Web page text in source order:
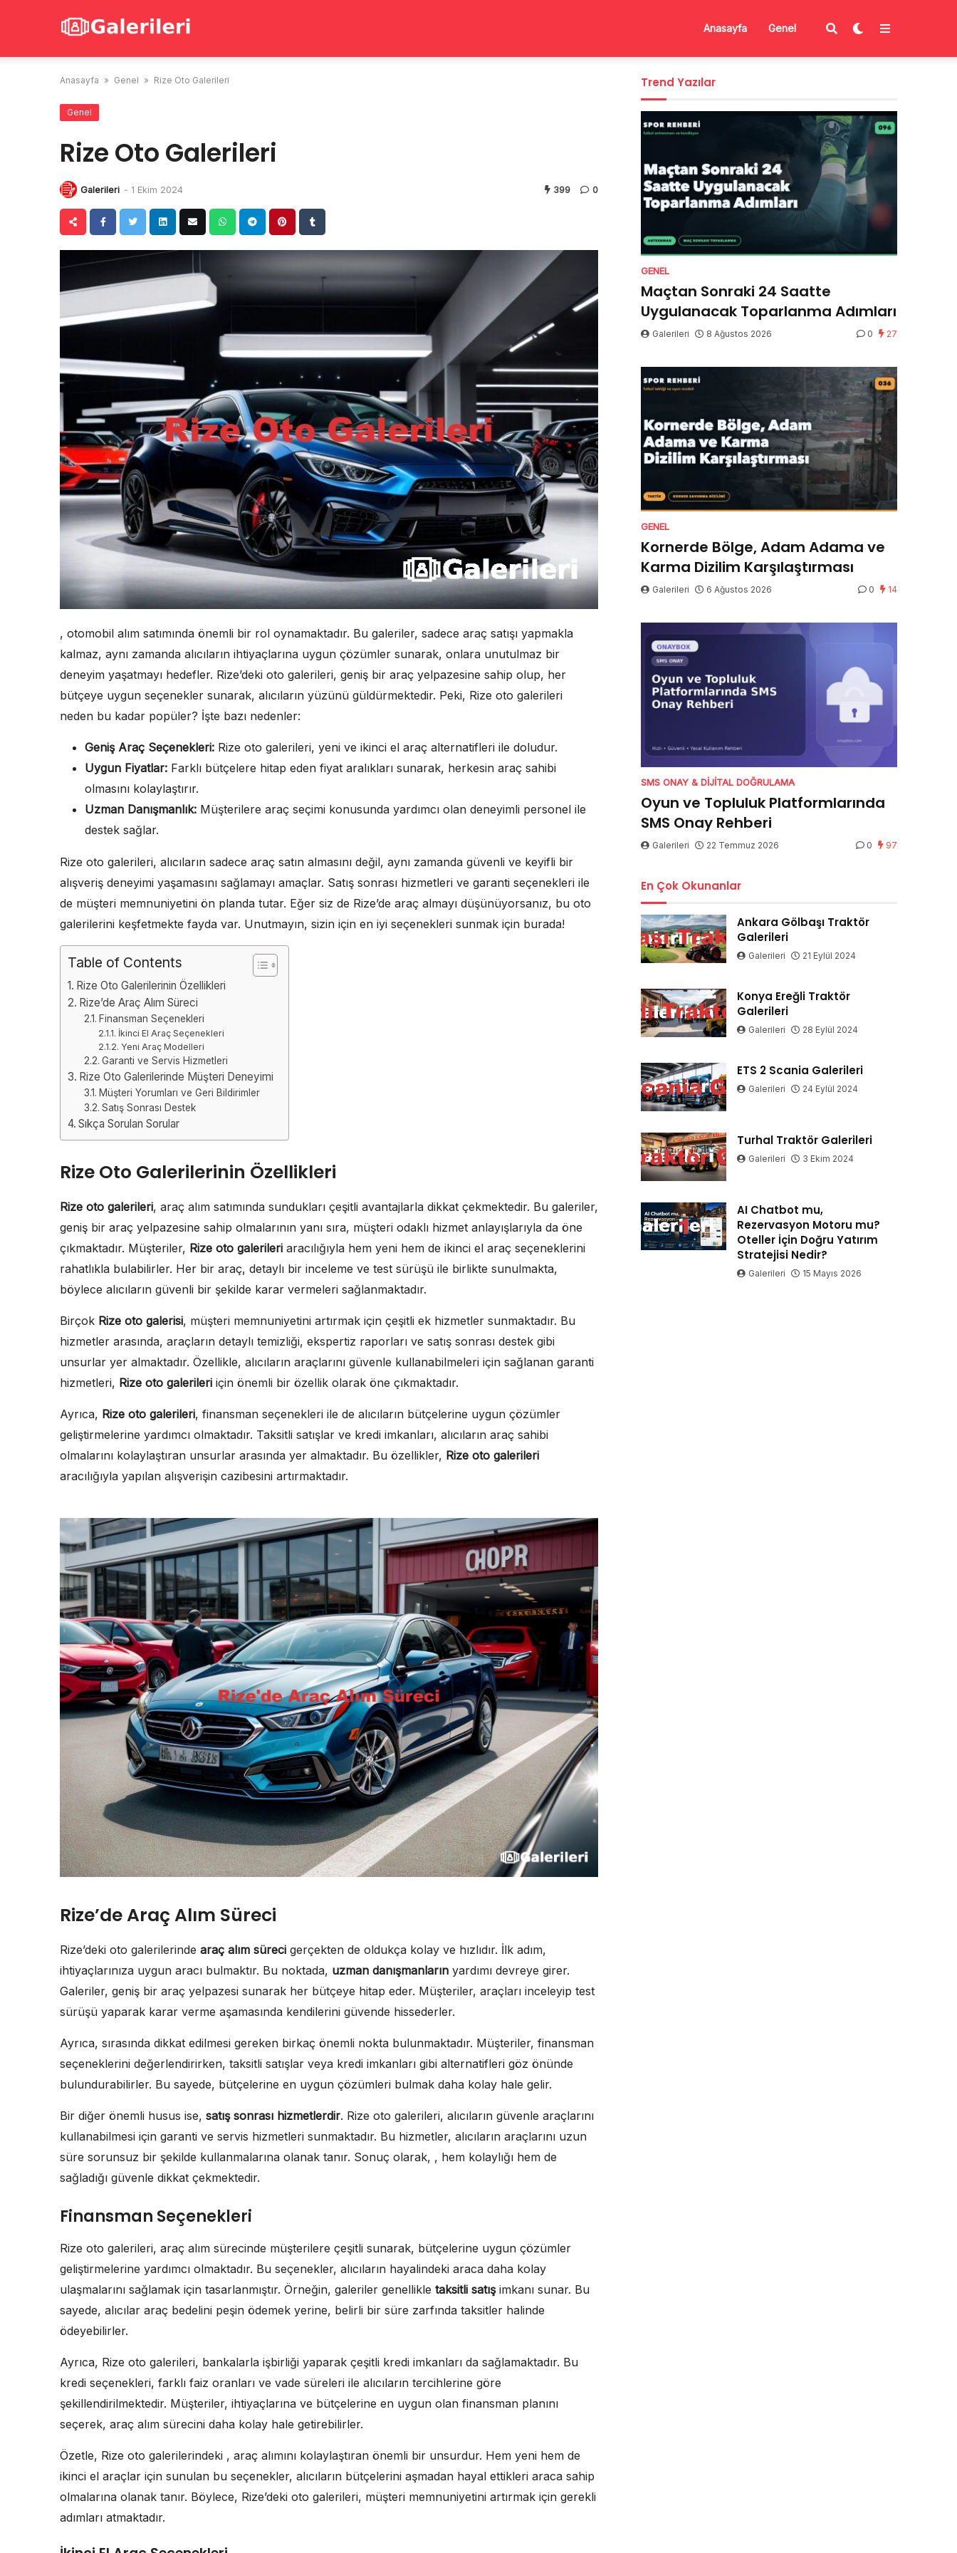
Anasayfa Genel
Anasayfa » Genel » Rize Oto Galerileri
Genel
Rize Oto Galerileri
Galerileri - 1 Ekim 2024 399 0
, otomobil alım satımında önemli bir rol oynamaktadır. Bu galeriler, sadece araç satışı yapmakla
kalmaz, aynı zamanda alıcıların ihtiyaçlarına uygun çözümler sunarak, onlara unutulmaz bir
deneyim yaşatmayı hedefler. Rize’deki oto galerileri, geniş bir araç yelpazesine sahip olup, her
bütçeye uygun seçenekler sunarak, alıcıların yüzünü güldürmektedir. Peki, Rize oto galerileri
neden bu kadar popüler? İşte bazı nedenler:
Geniş Araç Seçenekleri: Rize oto galerileri, yeni ve ikinci el araç alternatifleri ile doludur.
Uygun Fiyatlar: Farklı bütçelere hitap eden fiyat aralıkları sunarak, herkesin araç sahibi
olmasını kolaylaştırır.
Uzman Danışmanlık: Müşterilere araç seçimi konusunda yardımcı olan deneyimli personel ile
destek sağlar.
Rize oto galerileri, alıcıların sadece araç satın almasını değil, aynı zamanda güvenli ve keyifli bir
alışveriş deneyimi yaşamasını sağlamayı amaçlar. Satış sonrası hizmetleri ve garanti seçenekleri ile
de müşteri memnuniyetini ön planda tutar. Eğer siz de Rize’de araç almayı düşünüyorsanız, bu oto
galerilerini keşfetmekte fayda var. Unutmayın, sizin için en iyi seçenekleri sunmak için burada!
Table of Contents
Rize Oto Galerilerinin Özellikleri
Rize’de Araç Alım Süreci
Finansman Seçenekleri
İkinci El Araç Seçenekleri
Yeni Araç Modelleri
Garanti ve Servis Hizmetleri
Rize Oto Galerilerinde Müşteri Deneyimi
Müşteri Yorumları ve Geri Bildirimler
Satış Sonrası Destek
Sıkça Sorulan Sorular
Rize Oto Galerilerinin Özellikleri
Rize oto galerileri, araç alım satımında sundukları çeşitli avantajlarla dikkat çekmektedir. Bu galeriler,
geniş bir araç yelpazesine sahip olmalarının yanı sıra, müşteri odaklı hizmet anlayışlarıyla da öne
çıkmaktadır. Müşteriler, Rize oto galerileri aracılığıyla hem yeni hem de ikinci el araç seçeneklerini
rahatlıkla bulabilirler. Her bir araç, detaylı bir inceleme ve test sürüşü ile birlikte sunulmakta,
böylece alıcıların güvenli bir şekilde karar vermeleri sağlanmaktadır.
Birçok Rize oto galerisi, müşteri memnuniyetini artırmak için çeşitli ek hizmetler sunmaktadır. Bu
hizmetler arasında, araçların detaylı temizliği, ekspertiz raporları ve satış sonrası destek gibi
unsurlar yer almaktadır. Özellikle, alıcıların araçlarını güvenle kullanabilmeleri için sağlanan garanti
hizmetleri, Rize oto galerileri için önemli bir özellik olarak öne çıkmaktadır.
Ayrıca, Rize oto galerileri, finansman seçenekleri ile de alıcıların bütçelerine uygun çözümler
geliştirmelerine yardımcı olmaktadır. Taksitli satışlar ve kredi imkanları, alıcıların araç sahibi
olmalarını kolaylaştıran unsurlar arasında yer almaktadır. Bu özellikler, Rize oto galerileri
aracılığıyla yapılan alışverişin cazibesini artırmaktadır.
Rize’de Araç Alım Süreci
Rize’deki oto galerilerinde araç alım süreci gerçekten de oldukça kolay ve hızlıdır. İlk adım,
ihtiyaçlarınıza uygun aracı bulmaktır. Bu noktada, uzman danışmanların yardımı devreye girer.
Galeriler, geniş bir araç yelpazesi sunarak her bütçeye hitap eder. Müşteriler, araçları inceleyip test
sürüşü yaparak karar verme aşamasında kendilerini güvende hissederler.
Ayrıca, sırasında dikkat edilmesi gereken birkaç önemli nokta bulunmaktadır. Müşteriler, finansman
seçeneklerini değerlendirirken, taksitli satışlar veya kredi imkanları gibi alternatifleri göz önünde
bulundurabilirler. Bu sayede, bütçelerine en uygun çözümleri bulmak daha kolay hale gelir.
Bir diğer önemli husus ise, satış sonrası hizmetlerdir. Rize oto galerileri, alıcıların güvenle araçlarını
kullanabilmesi için garanti ve servis hizmetleri sunmaktadır. Bu hizmetler, alıcıların araçlarını uzun
süre sorunsuz bir şekilde kullanmalarına olanak tanır. Sonuç olarak, , hem kolaylığı hem de
sağladığı güvenle dikkat çekmektedir.
Finansman Seçenekleri
Rize oto galerileri, araç alım sürecinde müşterilere çeşitli sunarak, bütçelerine uygun çözümler
geliştirmelerine yardımcı olmaktadır. Bu seçenekler, alıcıların hayalindeki araca daha kolay
ulaşmalarını sağlamak için tasarlanmıştır. Örneğin, galeriler genellikle taksitli satışimkanı sunar. Bu
sayede, alıcılar araç bedelini peşin ödemek yerine, belirli bir süre zarfında taksitler halinde
ödeyebilirler.
Ayrıca, Rize oto galerileri, bankalarla işbirliği yaparak çeşitli kredi imkanları da sağlamaktadır. Bu
kredi seçenekleri, farklı faiz oranları ve vade süreleri ile alıcıların tercihlerine göre
şekillendirilmektedir. Müşteriler, ihtiyaçlarına ve bütçelerine en uygun olan finansman planını
seçerek, araç alım sürecini daha kolay hale getirebilirler.
Özetle, Rize oto galerilerindeki , araç alımını kolaylaştıran önemli bir unsurdur. Hem yeni hem de
ikinci el araçlar için sunulan bu seçenekler, alıcıların bütçelerini aşmadan hayal ettikleri araca sahip
olmalarına olanak tanır. Böylece, Rize’deki oto galerileri, müşteri memnuniyetini artırmak için gerekli
adımları atmaktadır.
Trend Yazılar
GENEL
Maçtan Sonraki 24 Saatte
Uygulanacak Toparlanma Adımları
Galerileri 8 Ağustos 2026 0 27
GENEL
Kornerde Bölge, Adam Adama ve
Karma Dizilim Karşılaştırması
Galerileri 6 Ağustos 2026 0 14
SMS ONAY & DIJITAL DOĞRULAMA
Oyun ve Topluluk Platformlarında
SMS Onay Rehberi
Galerileri 22 Temmuz 2026 0 97
En Çok Okunanlar
Ankara Gölbaşı Traktör
Galerileri
Galerileri 21 Eylül 2024
Konya Ereğli Traktör
Galerileri
Galerileri 28 Eylül 2024
ETS 2 Scania Galerileri
Galerileri 24 Eylül 2024
Turhal Traktör Galerileri
Galerileri 3 Ekim 2024
AI Chatbot mu,
Rezervasyon Motoru mu?
Oteller İçin Doğru Yatırım
Stratejisi Nedir?
Galerileri 15 Mayıs 2026